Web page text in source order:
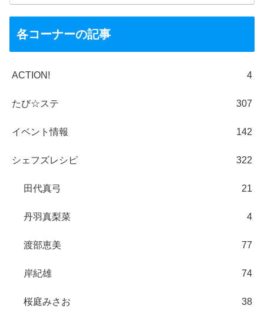
各コーナーの記事
ACTION! 4
たび☆ステ 307
イベント情報 142
シェフズレシピ 322
田代真弓 21
丹羽真梨菜 4
渡部恵美 77
岸紀雄 74
桜庭みさお 38